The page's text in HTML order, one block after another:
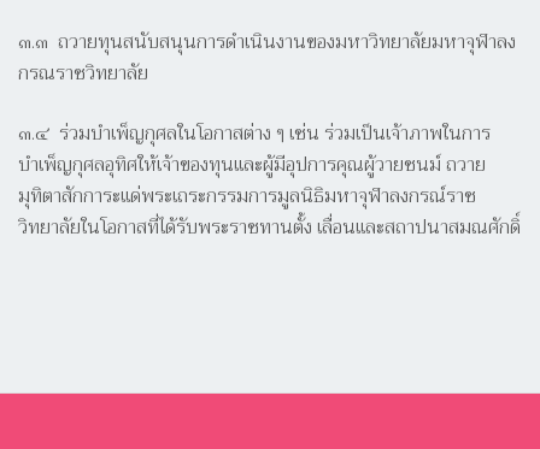
๓.๓ ถวายทุนสนับสนุนการดำเนินงานของมหาวิทยาลัยมหาจุฬาลง
กรณราชวิทยาลัย
๓.๔ ร่วมบำเพ็ญกุศลในโอกาสต่าง ๆ เช่น ร่วมเป็นเจ้าภาพในการ
บำเพ็ญกุศลอุทิศให้เจ้าของทุนและผู้มีอุปการคุณผู้วายชนม์ ถวาย
มุทิตาสักการะแด่พระเถระกรรมการมูลนิธิมหาจุฬาลงกรณ์ราช
วิทยาลัยในโอกาสที่ได้รับพระราชทานตั้ง เลื่อนและสถาปนาสมณศักดิ์